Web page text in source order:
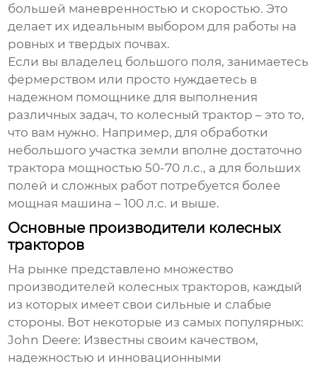
большей маневренностью и скоростью. Это
делает их идеальным выбором для работы на
ровных и твердых почвах.
Если вы владелец большого поля, занимаетесь
фермерством или просто нуждаетесь в
надежном помощнике для выполнения
различных задач, то колесный трактор – это то,
что вам нужно. Например, для обработки
небольшого участка земли вполне достаточно
трактора мощностью 50-70 л.с., а для больших
полей и сложных работ потребуется более
мощная машина – 100 л.с. и выше.
Основные производители колесных
тракторов
На рынке представлено множество
производителей колесных тракторов, каждый
из которых имеет свои сильные и слабые
стороны. Вот некоторые из самых популярных:
John Deere: Известны своим качеством,
надежностью и инновационными